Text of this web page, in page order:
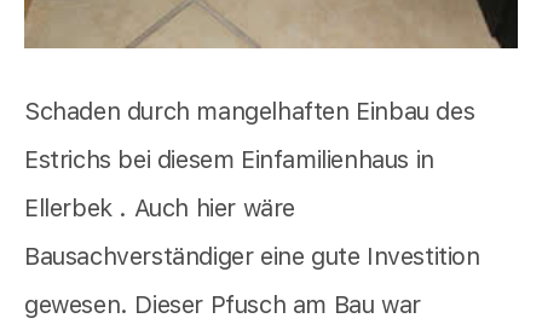
Schaden durch mangelhaften Einbau des
Estrichs bei diesem Einfamilienhaus in
Ellerbek . Auch hier wäre
Bausachverständiger eine gute Investition
gewesen. Dieser Pfusch am Bau war